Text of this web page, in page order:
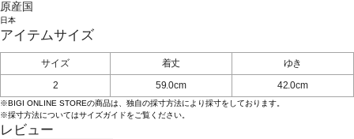
原産国
日本
アイテムサイズ
サイズ 着丈
ゆき
2
59.0cm 42.0cm
※BIGI ONLINE STOREの商品は、独自の採寸方法により採寸をしております。
※採寸方法についてはサイズガイドをご覧ください。
レビュー